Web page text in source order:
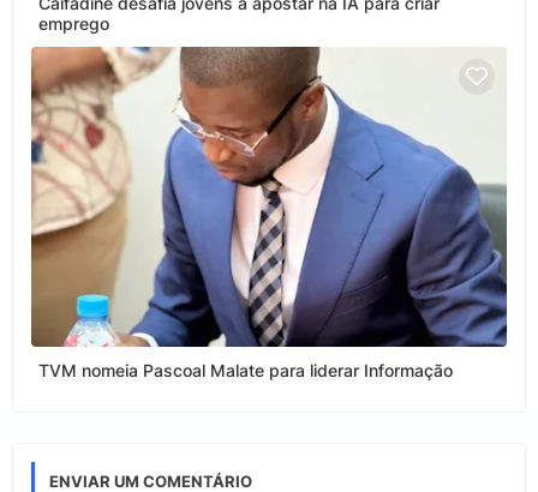
emprego
TVM nomeia Pascoal Malate para liderar Informação
ENVIAR UM COMENTÁRIO